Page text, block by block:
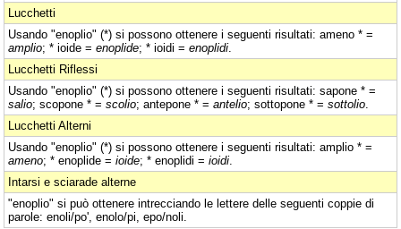
Lucchetti
Usando "enoplio" (*) si possono ottenere i seguenti risultati: ameno * =
amplio; * ioide = enoplide; * ioidi = enoplidi
Lucchetti Riflessi
Usando "enoplio" (*) si possono ottenere i seguenti risultati: sapone * =
salio; scopone * = scolio; antepone * = antelio; sottopone * = sottolio
Lucchetti Alterni
Usando "enoplio" (*) si possono ottenere i seguenti risultati: amplio * =
ameno; * enoplide = ioide; * enoplidi = ioidi
Intarsi e sciarade alterne
"enoplio" si può ottenere intrecciando le lettere delle seguenti coppie di
parole: enoli/po', enolo/pi, epo/noli.